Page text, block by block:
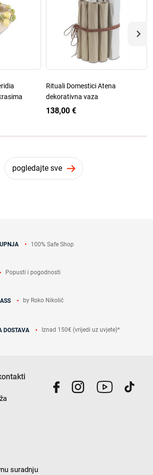
Rituali Domestici Atena
dekorativna vaza
138,00 €
pogledajte sve
100% Safe Shop
Popusti i pogodnosti
by Roko Nikolić
DOSTAVA Iznad 150€ (vrijedi uz uvjete)*
suradnju